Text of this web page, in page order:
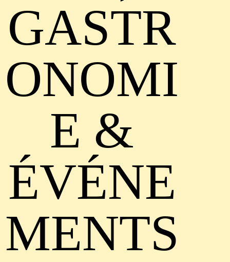
GASTR
ONOMI
E &
ÉVÉNE
MENTS